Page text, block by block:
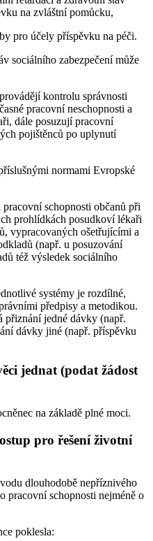
na zvláštní pomůcku,
pro účely příspěvku na péči.
sociálního zabezpečení může
kontrolu správnosti
pracovní neschopnosti a
dále posuzují pracovní
pojištěnců po uplynutí
normami Evropské
schopnosti občanů při
prohlídkách posudkoví lékaři
vypracovaných ošetřujícími a
(např. u posuzování
též výsledek sociálního
systémy je rozdílné,
předpisy a metodikou.
přiznání jedné dávky (např.
dávky jiné (např. příspěvku
jednat (podat žádost
na základě plné moci.
pro řešení životní
dlouhodobě nepříznivého
pracovní schopnosti nejméně o
poklesla: